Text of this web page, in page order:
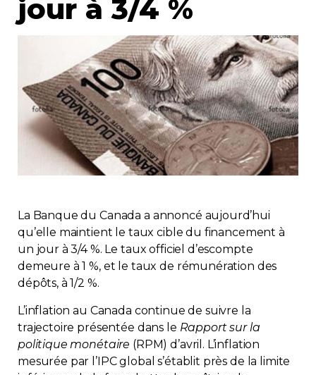
Juridique
Mot de l'éditeur
Divers
Immobilier
Réglementation
Copropriété
Environnement
Rabais APQ
App APQ
Médias
jour à 3/4 %
La Banque du Canada a annoncé aujourd’hui
qu’elle maintient le taux cible du financement à
un jour à 3/4 %. Le taux officiel d’escompte
demeure à 1 %, et le taux de rémunération des
dépôts, à 1/2 %.
L’inflation au Canada continue de suivre la
trajectoire présentée dans le Rapport sur la
politique monétaire (RPM) d’avril. L’inflation
mesurée par l’IPC global s’établit près de la limite